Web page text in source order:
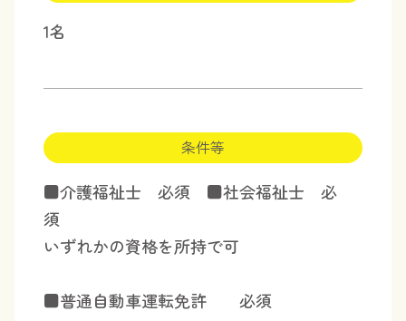
1名
条件等
■介護福祉士 必須 ■社会福祉士 必
須
いずれかの資格を所持で可
■普通自動車運転免許 必須